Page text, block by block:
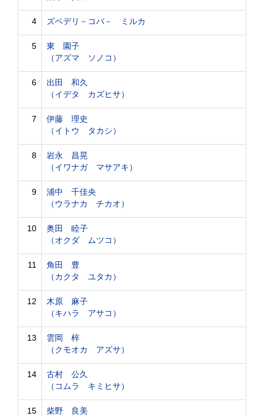
4 ズベデリ－コバ－ ミルカ
5
東 園子
（アズマ ソノコ）
6
出田 和久
（イデタ カズヒサ）
7
伊藤 理史
（イトウ タカシ）
8
岩永 昌晃
（イワナガ マサアキ）
9
浦中 千佳央
（ウラナカ チカオ）
10
奥田 睦子
（オクダ ムツコ）
11
角田 豊
（カクタ ユタカ）
12
木原 麻子
（キハラ アサコ）
13
雲岡 梓
（クモオカ アズサ）
14
古村 公久
（コムラ キミヒサ）
15
柴野 良美